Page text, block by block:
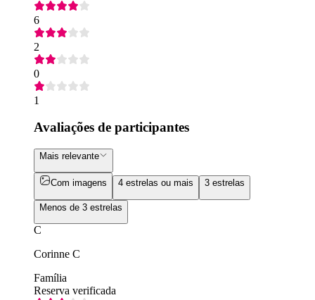
6
2
0
1
Avaliações de participantes
Mais relevante
Com imagens 4 estrelas ou mais 3 estrelas
Menos de 3 estrelas
C
Corinne C
Família
Reserva verificada